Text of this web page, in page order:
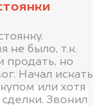
не было, т.к.
продать, но
Начал искать
или хотя
Звонил